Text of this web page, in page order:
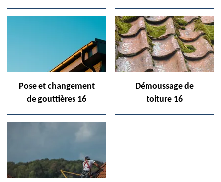
Pose et changement
de gouttières 16
Démoussage de
toiture 16